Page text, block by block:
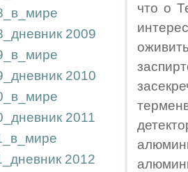
2009
2010
2011
2012
что о